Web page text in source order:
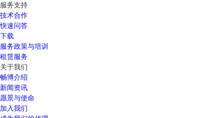
服务支持
技术合作
快速问答
下载
服务政策与培训
租赁服务
关于我们
畅博介绍
新闻资讯
愿景与使命
加入我们